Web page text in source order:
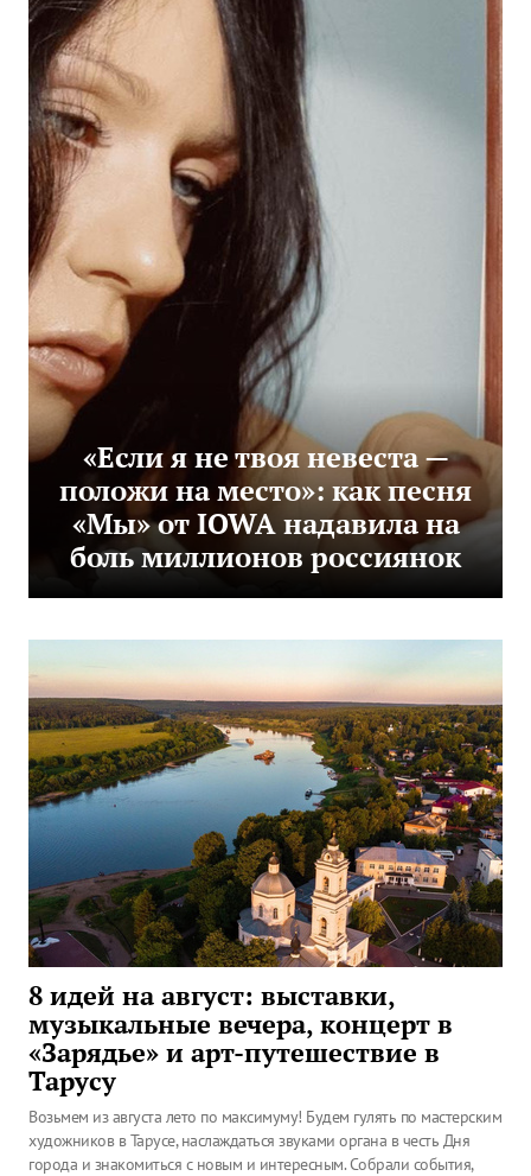
«Если я не твоя невеста —
положи на место»: как песня
«Мы» от IOWA надавила на
боль миллионов россиянок
8 идей на август: выставки,
музыкальные вечера, концерт в
«Зарядье» и арт-путешествие в
Тарусу
Возьмем из августа лето по максимуму! Будем гулять по мастерским
художников в Тарусе, наслаждаться звуками органа в честь Дня
города и знакомиться с новым и интересным. Собрали события,